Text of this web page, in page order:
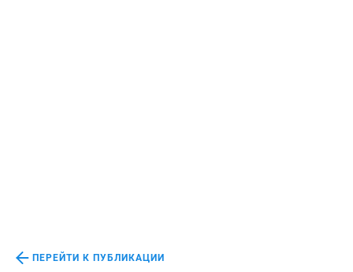
ПЕРЕЙТИ К ПУБЛИКАЦИИ